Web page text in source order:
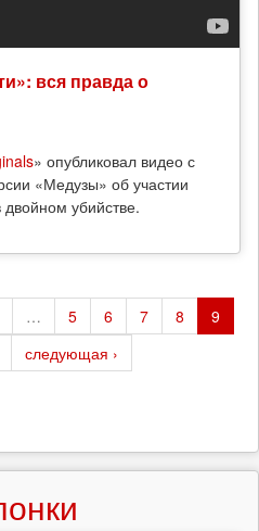
вся правда о
» опубликовал видео с
«Медузы» об участии
убийстве.
… 5 6 7 8
9
следующая ›